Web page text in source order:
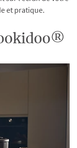
et pratique.